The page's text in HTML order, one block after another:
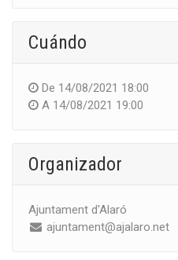
Cuándo
De 14/08/2021 18:00
A 14/08/2021 19:00
Organizador
Ajuntament d'Alaró
ajuntament@ajalaro.net